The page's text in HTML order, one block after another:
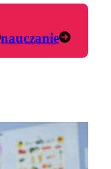
nauczanie